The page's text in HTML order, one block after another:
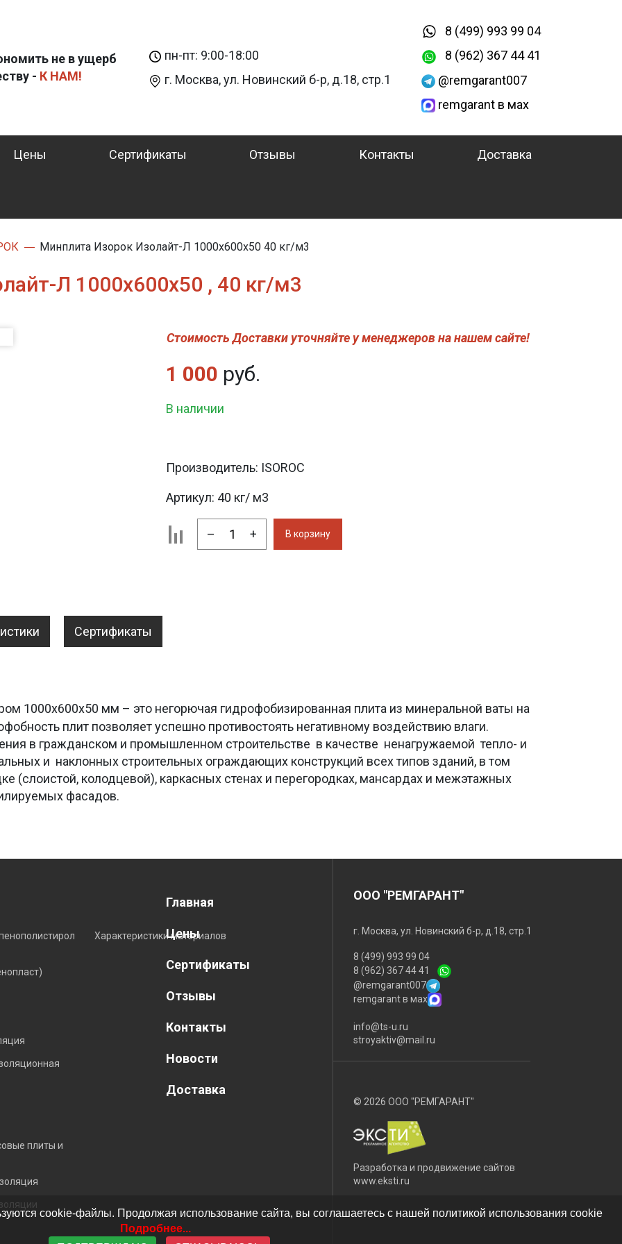
не в ущерб
- К НАМ!
пн-пт: 9:00-18:00
г. Москва, ул. Новинский б-р, д.18, стр.1
8 (499) 993 99 04
8 (962) 367 44 41
@remgarant007
remgarant в мах
Цены Сертификаты Отзывы Контакты Доставка
Минплита Изорок Изолайт-Л 1000х600х50 40 кг/м3
Л 1000х600х50 , 40 кг/м3
Стоимость Доставки уточняйте у менеджеров на нашем сайте!
1 000 руб.
В наличии
Производитель: ISOROC
Артикул: 40 кг/ м3
– + В корзину
Сертификаты
1000х600х50 мм – это негорючая гидрофобизированная плита из минеральной ваты на
плит позволяет успешно противостоять негативному воздействию влаги.
в гражданском и промышленном строительстве в качестве ненагружаемой тепло- и
и наклонных строительных ограждающих конструкций всех типов зданий, в том
(слоистой, колодцевой), каркасных стенах и перегородках, мансардах и межэтажных
фасадов.
плиты и
Характеристики материалов
Главная
Цены
Сертификаты
Отзывы
Контакты
Новости
Доставка
ООО "РЕМГАРАНТ"
г. Москва, ул. Новинский б-р, д.18, стр.1
8 (499) 993 99 04
8 (962) 367 44 41
@remgarant007
remgarant в мах
info@ts-u.ru
stroyaktiv@mail.ru
© 2026 ООО "РЕМГАРАНТ"
Разработка и продвижение сайтов
www.eksti.ru
cookie-файлы. Продолжая использование сайта, вы соглашаетесь с нашей политикой использования cookie
Подробнее...